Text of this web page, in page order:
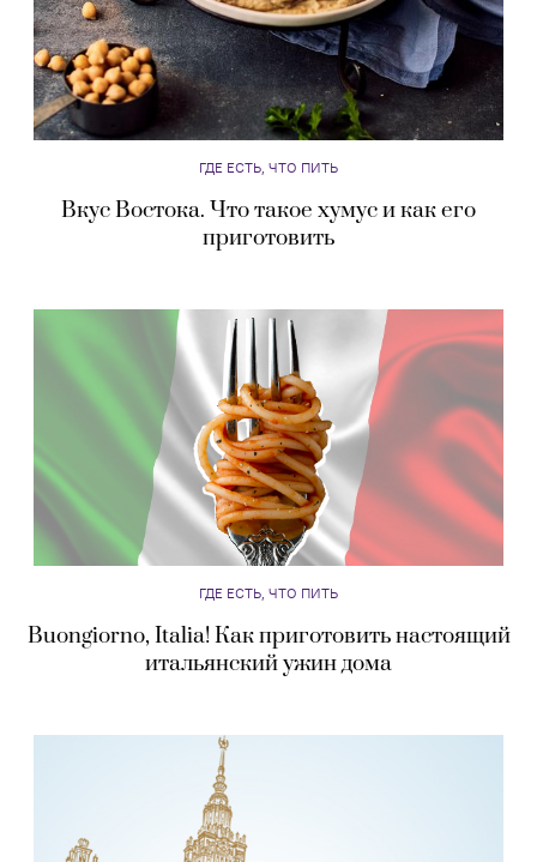
ГДЕ ЕСТЬ, ЧТО ПИТЬ
Вкус Востока. Что такое хумус и как его
приготовить
ГДЕ ЕСТЬ, ЧТО ПИТЬ
Buongiorno, Italia! Как приготовить настоящий
итальянский ужин дома